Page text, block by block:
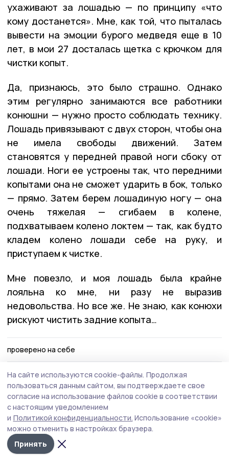
ухаживают за лошадью — по принципу «что
кому достанется». Мне, как той, что пыталась
вывести на эмоции бурого медведя еще в 10
лет, в мои 27 досталась щетка с крючком для
чистки копыт.
Да, признаюсь, это было страшно. Однако
этим регулярно занимаются все работники
конюшни — нужно просто соблюдать технику.
Лошадь привязывают с двух сторон, чтобы она
не имела свободы движений. Затем
становятся у передней правой ноги сбоку от
лошади. Ноги ее устроены так, что передними
копытами она не сможет ударить в бок, только
— прямо. Затем берем лошадиную ногу — она
очень тяжелая — сгибаем в колене,
подхватываем колено локтем — так, как будто
кладем колено лошади себе на руку, и
приступаем к чистке.
Мне повезло, и моя лошадь была крайне
лояльна ко мне, ни разу не выразив
недовольства. Но все же. Не знаю, как конюхи
рискуют чистить задние копыта…
проверено на себе
Автор: Диана Яшина
Издания МО
Тамбовской области
Бондарский округ
Это интересно
На сайте используются cookie-файлы. Продолжая
пользоваться данным сайтом, вы подтверждаете свое
согласие на использование файлов cookie в соответствии
с настоящим уведомлением
и Политикой конфиденциальности. Использование «cookie»
можно отменить в настройках браузера.
Принять